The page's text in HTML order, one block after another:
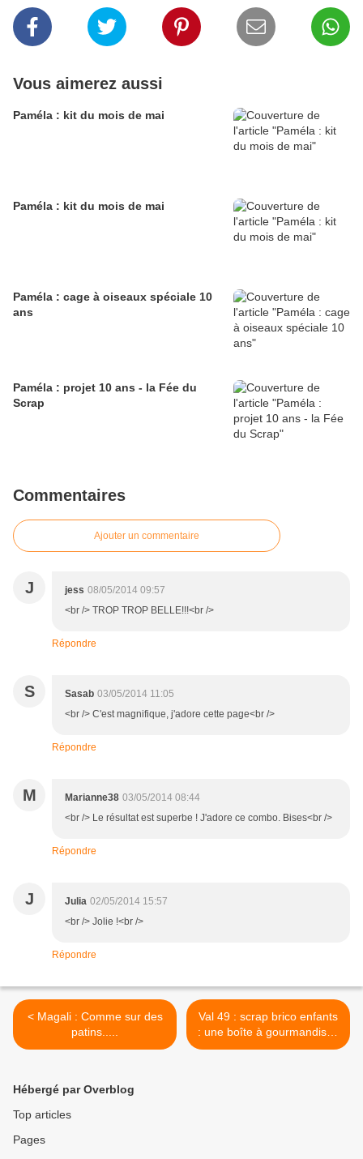
Vous aimerez aussi
Paméla : kit du mois de mai
Paméla : kit du mois de mai
Paméla : cage à oiseaux spéciale 10
ans
Paméla : projet 10 ans - la Fée du
Scrap
Commentaires
Ajouter un commentaire
J jess 08/05/2014 09:57
<br /> TROP TROP BELLE!!!<br />
Répondre
S Sasab 03/05/2014 11:05
<br /> C'est magnifique, j'adore cette page<br />
Répondre
M Marianne38 03/05/2014 08:44
<br /> Le résultat est superbe ! J'adore ce combo. Bises<br />
Répondre
J Julia 02/05/2014 15:57
<br /> Jolie !<br />
Répondre
< Magali : Comme sur des
patins.....
Val 49 : scrap brico enfants
: une boîte à gourmandises
... >
Hébergé par Overblog
Top articles
Pages